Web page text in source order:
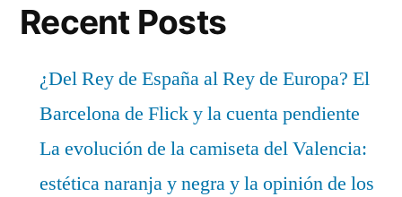
Recent Posts
¿Del Rey de España al Rey de Europa? El
Barcelona de Flick y la cuenta pendiente
La evolución de la camiseta del Valencia:
estética naranja y negra y la opinión de los